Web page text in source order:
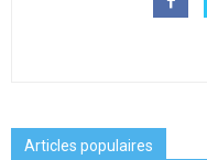
Articles populaires